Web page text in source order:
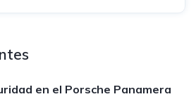
en el Porsche Panamera